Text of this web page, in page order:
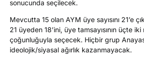
sonucunda seçilecek.
Mevcutta 15 olan AYM üye sayısını 21’e
21 üyeden 18’ini, üye tamsayısının üçte
çoğunluğuyla seçecek. Hiçbir grup
ideolojik/siyasal ağırlık kazanmayacak.